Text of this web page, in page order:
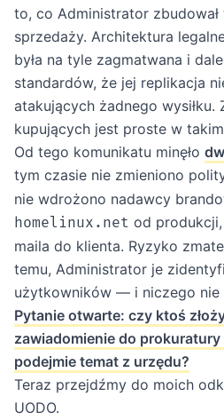
to, co Administrator zbudował
sprzedaży. Architektura
była na tyle zagmatwana i
standardów, że jej replikacja
atakujących żadnego wysiłku.
kupujących jest proste w
Od tego komunikatu minęło
tym czasie nie zmieniono
nie wdrożono nadawcy
homelinux.net od
maila do klienta. Ryzyko
temu, Administrator je
użytkowników — i niczego nie
Pytanie otwarte: czy ktoś
zawiadomienie do
podejmie temat z urzędu?
Teraz przejdźmy do moich
UODO.